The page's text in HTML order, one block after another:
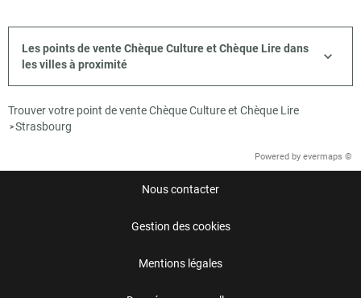
Les points de vente Chèque Culture et Chèque Lire dans
les villes à proximité
Trouver votre point de vente Chèque Culture et Chèque Lire
>Strasbourg
Powered by evermaps ©
Nous contacter
Gestion des cookies
Mentions légales